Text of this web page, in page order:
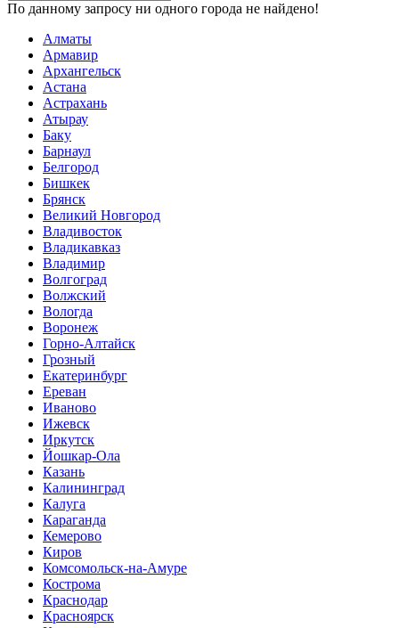
По данному запросу ни одного города не найдено!
Алматы
Армавир
Архангельск
Астана
Астрахань
Атырау
Баку
Барнаул
Белгород
Бишкек
Брянск
Великий Новгород
Владивосток
Владикавказ
Владимир
Волгоград
Волжский
Вологда
Воронеж
Горно-Алтайск
Грозный
Екатеринбург
Ереван
Иваново
Ижевск
Иркутск
Йошкар-Ола
Казань
Калининград
Калуга
Караганда
Кемерово
Киров
Комсомольск-на-Амуре
Кострома
Краснодар
Красноярск